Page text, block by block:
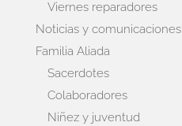
Viernes reparadores
Noticias y comunicaciones
Familia Aliada
Sacerdotes
Colaboradores
Niñez y juventud